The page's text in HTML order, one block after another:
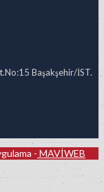
Başakşehir/İST.
- MAVİWEB